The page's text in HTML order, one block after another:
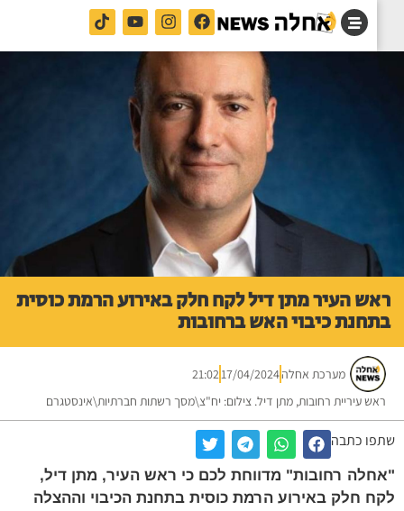
העיר מתן דיל לקח חלק באירוע הרמת כוסית
כיבוי האש ברחובות
מערכת אחלה 17/04/2024
21:02
עיריית רחובות, מתן דיל. צילום: יח"צ\מסך רשתות חברתיות\אינסטגרם
כתבה
רחובות" מדווחת לכם כי ראש העיר, מתן דיל,
חלק באירוע הרמת כוסית בתחנת הכיבוי וההצלה